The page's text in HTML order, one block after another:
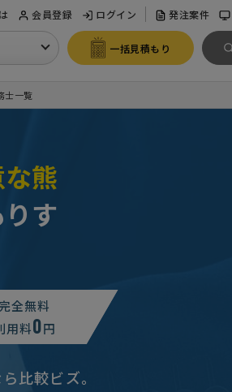
会員登録 ログイン 発注案件
一括見積もり
士一覧
熊
す
完全無料
用料0円
比較ビズ。